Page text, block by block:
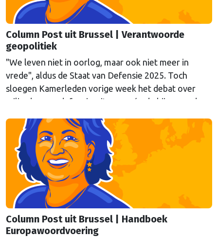
Column Post uit Brussel | Verantwoorde
geopolitiek
"We leven niet in oorlog, maar ook niet meer in
vrede", aldus de Staat van Defensie 2025. Toch
sloegen Kamerleden vorige week het debat over
miljarden aan defensie-uitgaven, én de bijpassende
kritisch.
Column Post uit Brussel | Handboek
Europawoordvoering